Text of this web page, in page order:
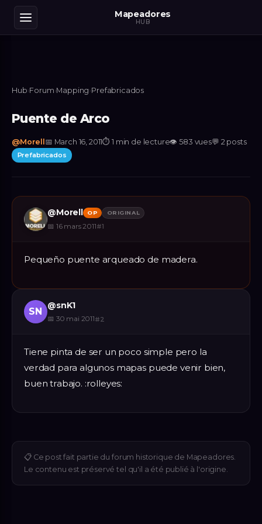
Mapeadores
HUB
Hub›Forum›Mapping›Prefabricados
Puente de Arco
@Morell 📅 March 16, 2011⏱1 min de lecture👁583 vues💬 2 posts
Prefabricados
@Morell OP ORIGINAL
📅 16 mars 2011#1
Pequeño puente arqueado de madera.
SN
@snK1
📅 30 mai 2011#2
Tiene pinta de ser un poco simple pero la
verdad para algunos mapas puede venir bien,
buen trabajo. :rolleyes:
📋 Ce post fait partie du forum historique de Mapeadores.
Le contenu est préservé tel qu'il a été publié à l'origine.